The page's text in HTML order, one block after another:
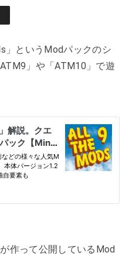
」というModパックのシ
」や「ATM10」で遊
作って公開しているMod